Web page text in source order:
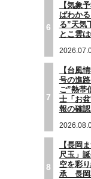
6
【気象
ばわか
る”天気
とこ雲
7
【台風
号の進
ご”熱帯
士「お
報の確認
8
【長岡
尺玉」
空を彩
承 長岡